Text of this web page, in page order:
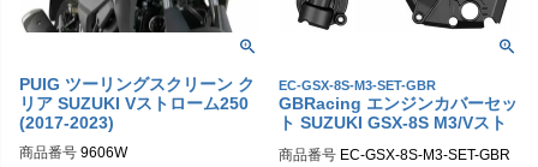
PUIG ツーリングスクリーン ク
リア SUZUKI Vストローム250
(2017-2023)
商品番号 9606W
EC-GSX-8S-M3-SET-GBR
GBRacing エンジンカバーセッ
ト SUZUKI GSX-8S M3/Vスト
商品番号 EC-GSX-8S-M3-SET-GBR